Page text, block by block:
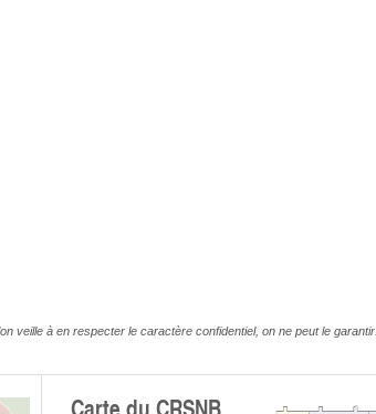
veille à en respecter le caractère confidentiel, on ne peut le garantir.